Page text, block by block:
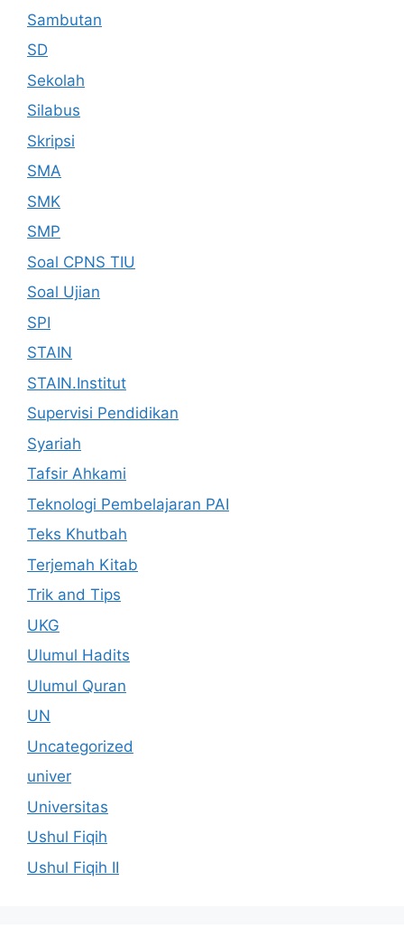
Sambutan
SD
Sekolah
Silabus
Skripsi
SMA
SMK
SMP
Soal CPNS TIU
Soal Ujian
SPI
STAIN
STAIN.Institut
Supervisi Pendidikan
Syariah
Tafsir Ahkami
Teknologi Pembelajaran PAI
Teks Khutbah
Terjemah Kitab
Trik and Tips
UKG
Ulumul Hadits
Ulumul Quran
UN
Uncategorized
univer
Universitas
Ushul Fiqih
Ushul Fiqih II